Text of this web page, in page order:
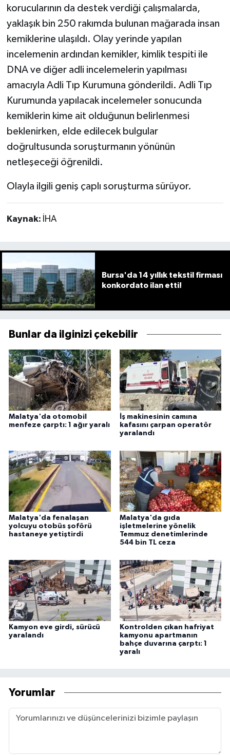
korucularının da destek verdiği çalışmalarda,
yaklaşık bin 250 rakımda bulunan mağarada insan
kemiklerine ulaşıldı. Olay yerinde yapılan
incelemenin ardından kemikler, kimlik tespiti ile
DNA ve diğer adli incelemelerin yapılması
amacıyla Adli Tıp Kurumuna gönderildi. Adli Tıp
Kurumunda yapılacak incelemeler sonucunda
kemiklerin kime ait olduğunun belirlenmesi
beklenirken, elde edilecek bulgular
doğrultusunda soruşturmanın yönünün
netleşeceği öğrenildi.
Olayla ilgili geniş çaplı soruşturma sürüyor.
Kaynak: İHA
Bursa'da 14 yıllık tekstil firması
konkordato ilan etti!
Bunlar da ilginizi çekebilir
Malatya'da otomobil
menfeze çarptı: 1 ağır yaralı
İş makinesinin camına
kafasını çarpan operatör
yaralandı
Malatya'da fenalaşan
yolcuyu otobüs şoförü
hastaneye yetiştirdi
Malatya'da gıda
işletmelerine yönelik
Temmuz denetimlerinde
544 bin TL ceza
Kamyon eve girdi, sürücü
yaralandı
Kontrolden çıkan hafriyat
kamyonu apartmanın
bahçe duvarına çarptı: 1
yaralı
Yorumlar